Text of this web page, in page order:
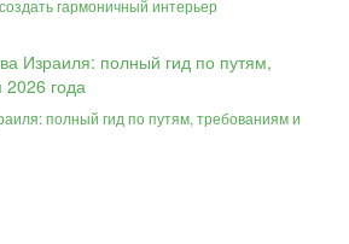
гармоничный интерьер
полный гид по путям, требованиям и